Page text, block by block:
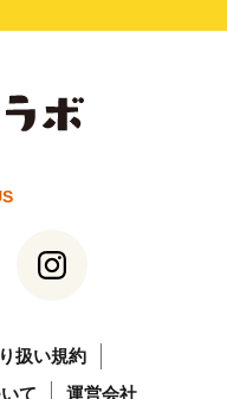
扱い規約
て
運営会社